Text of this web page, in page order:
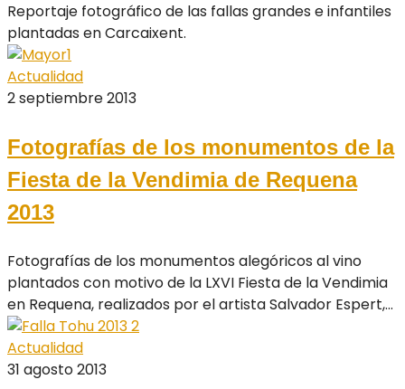
Reportaje fotográfico de las fallas grandes e infantiles
plantadas en Carcaixent.
Actualidad
2 septiembre 2013
Fotografías de los monumentos de la
Fiesta de la Vendimia de Requena
2013
Fotografías de los monumentos alegóricos al vino
plantados con motivo de la LXVI Fiesta de la Vendimia
en Requena, realizados por el artista Salvador Espert,...
Actualidad
31 agosto 2013